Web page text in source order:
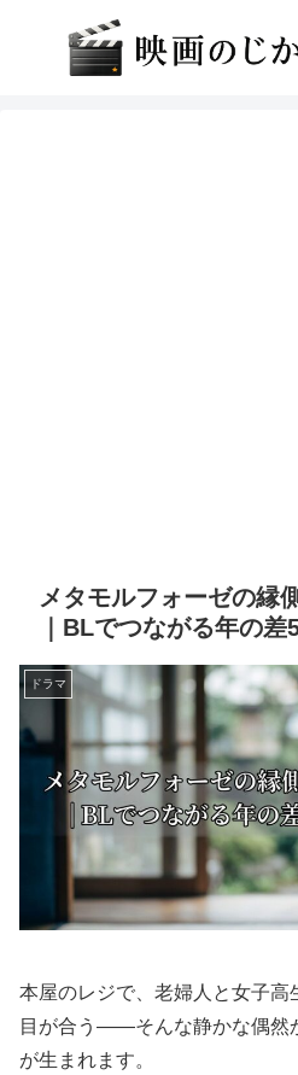
メタモルフォーゼの縁
｜BLでつながる年の
ドラマ
本屋のレジで、老婦人と女子高
目が合う——そんな静かな偶然
が生まれます。